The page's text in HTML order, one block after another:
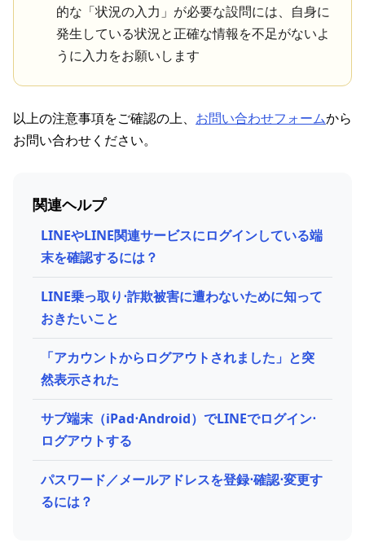
的な「状況の入力」が必要な設問には、自身に
発生している状況と正確な情報を不足がないよ
うに入力をお願いします
以上の注意事項をご確認の上、 お問い合わせフォームから
お問い合わせください。
関連ヘルプ
LINEやLINE関連サービスにログインしている端
末を確認するには？
LINE乗っ取り⋅詐欺被害に遭わないために知って
おきたいこと
「アカウントからログアウトされました」と突
然表示された
サブ端末（iPad⋅Android）でLINEでログイン⋅
ログアウトする
パスワード／メールアドレスを登録⋅確認⋅変更す
るには？